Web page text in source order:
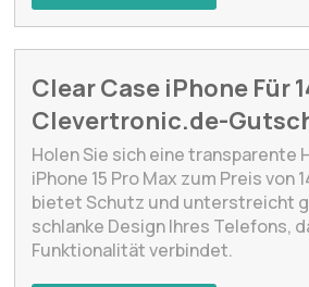
Clear Case iPhone Für
Clevertronic.de-
Holen Sie sich eine transparente
iPhone 15 Pro Max zum Preis von
bietet Schutz und unterstreicht
schlanke Design Ihres Telefons,
Funktionalität verbindet.